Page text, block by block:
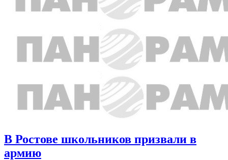
В Ростове школьников призвали в
армию